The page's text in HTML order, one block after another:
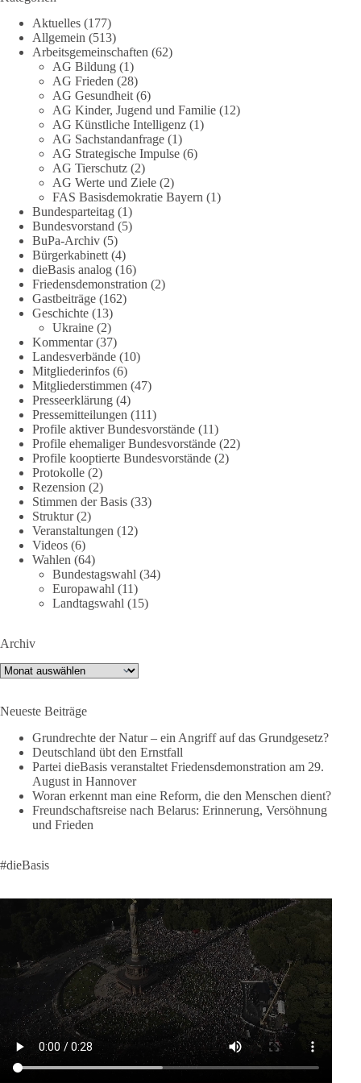
hinausreichen und grundlegende Fragen zum Menschenbild,
zum Rechtsstaat und zur Demokratie aufwerfen. [...]
👉 Hier weiterlesen: https://diebasis-
partei.de/2026/07/grundrechte-der-natur-ein-angriff-auf-das-
grundgesetz/
🟩🟩🟦🟦🟥🟥🟧🟧
Es ging weniger um fertige Antworten als um eine Debatte
darüber, wie Freiheit, Verantwortung, Naturschutz und
Grundrechte in einer demokratischen Gesellschaft künftig
miteinander in Einklang gebracht werden können.
#dieBasis #natur #grundrechte
7 8
DieBasis
1 Tag zuvor
Jetzt dieBasis Sachsen-Anhalt unterstützen!
Die Landtagswahl 2026 in Sachsen-Anhalt findet am 6.
September statt. Die Inhalte stehen – jetzt müssen sie gesehen,
geteilt und diskutiert werden.
Folge unseren Kanälen:
Facebook:
https://www.facebook.com/groups/diebasissachsenanhalt/
Instragram:
https://www.instagram.com/die_basis_sachsen_anhalt/
Tiktok: https://www.tiktok.com/@diebasis_sachsenanhalt
🟩🟩🟦🟦🟥🟥🟧🟧
Menschen mitbekommen, wofür wir stehen und warum es sich
lohnt, dieBasis zu wählen.
Mehr Infos:https://diebasis-st.de/wahlprogramm/
#dieBasis #Landtagswahl
#DeineStimmezählt #jetztunterstützen
58
DieBasis
🔎 Über 100-mal keine Antwort.
Anthony Fauci, Immunologe und Berater des ehemaligen US-
Präsidenten, hat bei einer Anhörung des US-Senats auf mehr
als 100 Fragen die Aussage verweigert. Die juristische
Bewertung werden Gerichte und Ermittlungen klären – auch
auf Basis seines Tagebuches. Doch unabhängig davon zeigt
der Vorgang eines deutlich:
Aktuelles (177)
Allgemein (513)
Arbeitsgemeinschaften (62)
AG Bildung (1)
AG Frieden (28)
AG Gesundheit(6)
AG Kinder, Jugend und Familie (12)
AG Künstliche Intelligenz (1)
AG Sachstandanfrage (1)
AG Strategische Impulse (6)
AG Tierschutz (2)
AG Werte und Ziele (2)
FAS Basisdemokratie Bayern (1)
Bundesparteitag (1)
Bundesvorstand (5)
BuPa-Archiv (5)
Bürgerkabinett(4)
dieBasis analog (16)
Friedensdemonstration (2)
Gastbeiträge (162)
Geschichte (13)
Ukraine (2)
Kommentar(37)
Landesverbände (10)
Mitgliederinfos (6)
Mitgliederstimmen (47)
Presseerklärung (4)
Pressemitteilungen (111)
Profile aktiver Bundesvorstände (11)
Profile ehemaliger Bundesvorstände (22)
Profile kooptierte Bundesvorstände (2)
Protokolle (2)
Rezension (2)
Stimmen der Basis (33)
Struktur(2)
Veranstaltungen (12)
Videos (6)
Wahlen (64)
Bundestagswahl (34)
Europawahl (11)
Landtagswahl (15)
Archiv
Archiv
Neueste Beiträge
Grundrechte der Natur – ein Angriff auf das Grundgesetz?
Deutschland übt den Ernstfall
Partei dieBasis veranstaltet Friedensdemonstration am 29.
August in Hannover
Woran erkennt man eine Reform, die den Menschen dient?
Freundschaftsreise nach Belarus: Erinnerung, Versöhnung
und Frieden
#dieBasis